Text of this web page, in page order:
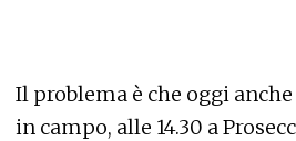
Il problema è che oggi
in campo, alle 14.30 a